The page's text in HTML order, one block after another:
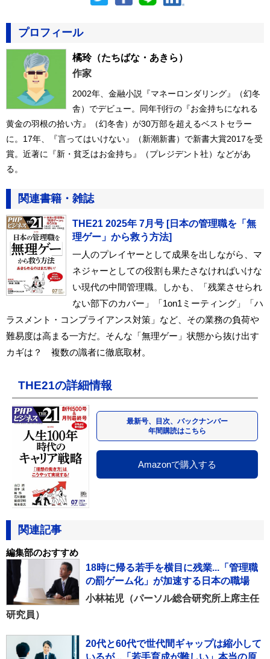
プロフィール
橘玲（たちばな・あきら）
作家
2002年、金融小説『マネーロンダリング』（幻冬
舎）でデビュー。同年刊行の『お金持ちになれる
黄金の羽根の拾い方』（幻冬舎）が30万部を超えるベストセラー
に。17年、『言ってはいけない』（新潮新書）で新書大賞2017を受
賞。近著に『新・貧乏はお金持ち』（プレジデント社）などがあ
る。
関連書籍・雑誌
THE21 2025年 7月号 [日本の管理職を「無
理ゲー」から救う方法]
一人のプレイヤーとして成果を出しながら、マ
ネジャーとしての役割も果たさなければいけな
い現代の中間管理職。しかも、「残業させられ
ない部下のカバー」「1on1ミーティング」「ハ
ラスメント・コンプライアンス対策」など、その業務の負荷や
難易度は高まる一方だ。そんな「無理ゲー」状態から抜け出す
カギは？ 複数の識者に徹底取材。
THE21の詳細情報
最新号、目次、バックナンバー
年間購読はこちら
Amazonで購入する
関連記事
編集部のおすすめ
18時に帰る若手を横目に残業...「管理職
の罰ゲーム化」が加速する日本の職場
小林祐児（パーソル総合研究所上席主任
研究員）
20代と60代で世代間ギャップは縮小して